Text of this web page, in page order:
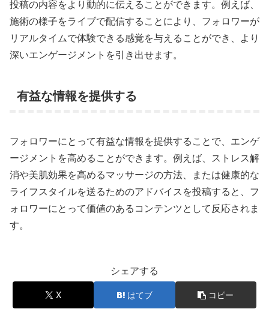
投稿の内容をより動的に伝えることができます。例えば、
施術の様子をライブで配信することにより、フォロワーが
リアルタイムで体験できる感覚を与えることができ、より
深いエンゲージメントを引き出せます。
有益な情報を提供する
フォロワーにとって有益な情報を提供することで、エンゲ
ージメントを高めることができます。例えば、ストレス解
消や美肌効果を高めるマッサージの方法、または健康的な
ライフスタイルを送るためのアドバイスを投稿すると、フ
ォロワーにとって価値のあるコンテンツとして反応されま
す。
シェアする
X はてブ コピー